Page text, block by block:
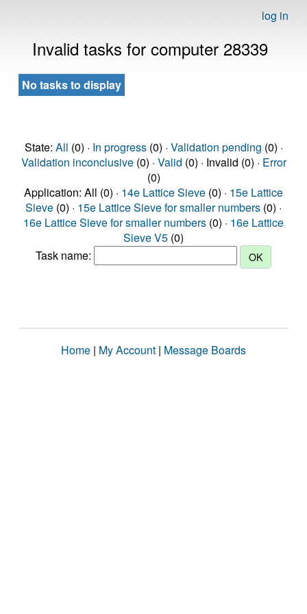
log in
Invalid tasks for computer 28339
No tasks to display
State: All (0) · In progress(0) · Validation pending (0) ·
Validation inconclusive(0) · Valid (0) · Invalid (0) · Error
(0)
Application: All (0) · 14e Lattice Sieve (0) · 15e Lattice
Sieve (0) · 15e Lattice Sieve for smaller numbers (0) ·
16e Lattice Sieve for smaller numbers (0) · 16e Lattice
Sieve V5 (0)
Task name:
Home | My Account | Message Boards